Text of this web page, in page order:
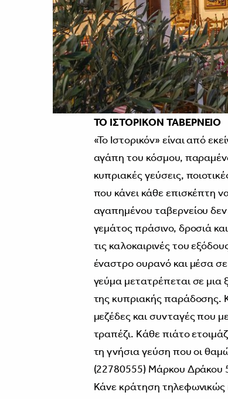
ΤΟ ΙΣΤΟΡΙΚΟΝ ΤΑΒΕΡΝΕΙΟ
«Το Ιστορικόν» είναι από
αγάπη του κόσμου,
κυπριακές γεύσεις,
που κάνει κάθε επισκέπτη
αγαπημένου ταβερνείου
γεμάτος πράσινο, δροσιά
τις καλοκαιρινές του
έναστρο ουρανό και μέσα
γεύμα μετατρέπεται σε μια
της κυπριακής παράδοσης.
μεζέδες και συνταγές που
τραπέζι. Κάθε πιάτο
τη γνήσια γεύση που οι
(22780555) Μάρκου Δράκου
Κάνε κράτηση τηλεφωνικώς